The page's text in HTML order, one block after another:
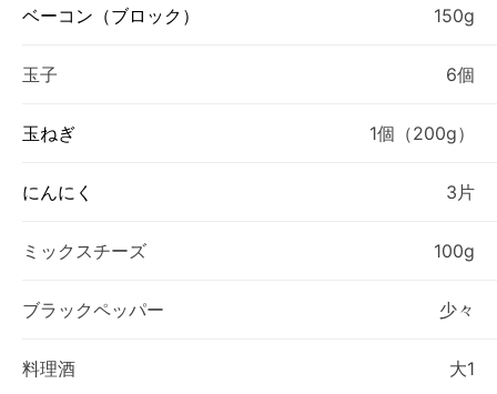
ベーコン（ブロック） 150g
玉子 6個
玉ねぎ 1個（200g）
にんにく 3片
ミックスチーズ 100g
ブラックペッパー 少々
料理酒 大1